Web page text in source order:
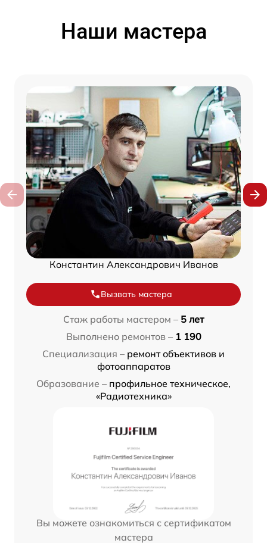
Наши мастера
Константин Александрович Иванов
Вызвать мастера
Стаж работы мастером – 5 лет
Выполнено ремонтов – 1 190
Специализация – ремонт объективов и
фотоаппаратов
Образование – профильное техническое,
«Радиотехника»
Вы можете ознакомиться с сертификатом
мастера